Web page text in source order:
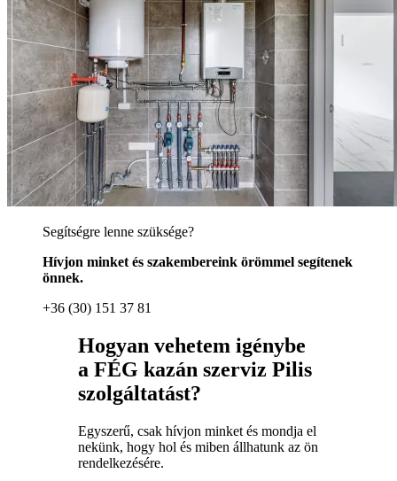
Segítségre lenne szüksége?
Hívjon minket és szakembereink örömmel segítenek
önnek.
+36 (30) 151 37 81
Hogyan vehetem igénybe
a FÉG kazán szerviz Pilis
szolgáltatást?
Egyszerű, csak hívjon minket és mondja el
nekünk, hogy hol és miben állhatunk az ön
rendelkezésére.